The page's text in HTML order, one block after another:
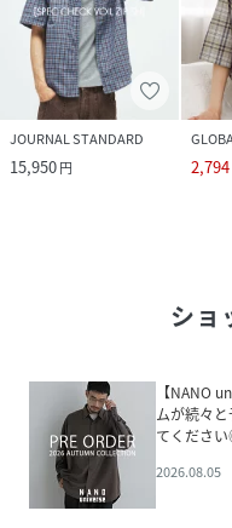
JOURNAL STANDARD
15,950円 2,794
ショ
【NANO
ムが続々
てくださ
2026.08.05